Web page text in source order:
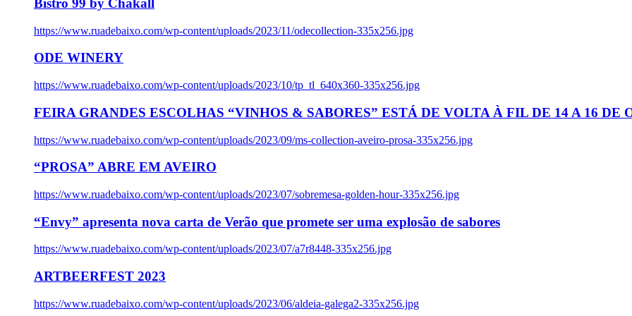
Bistro 99 by Chakall
https://www.ruadebaixo.com/wp-content/uploads/2023/11/odecollection-335x256.jpg
ODE WINERY
https://www.ruadebaixo.com/wp-content/uploads/2023/10/tp_tl_640x360-335x256.jpg
FEIRA GRANDES ESCOLHAS “VINHOS & SABORES” ESTÁ DE VOLTA À FIL DE 14 A 16 DE
https://www.ruadebaixo.com/wp-content/uploads/2023/09/ms-collection-aveiro-prosa-335x256.jpg
“PROSA” ABRE EM AVEIRO
https://www.ruadebaixo.com/wp-content/uploads/2023/07/sobremesa-golden-hour-335x256.jpg
“Envy” apresenta nova carta de Verão que promete ser uma explosão de sabores
https://www.ruadebaixo.com/wp-content/uploads/2023/07/a7r8448-335x256.jpg
ARTBEERFEST 2023
https://www.ruadebaixo.com/wp-content/uploads/2023/06/aldeia-galega2-335x256.jpg